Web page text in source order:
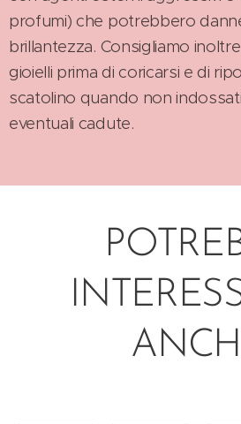
profumi) che potrebbero
brillantezza. Consigliamo
gioielli prima di coricarsi e di
scatolino quando non
eventuali cadute.